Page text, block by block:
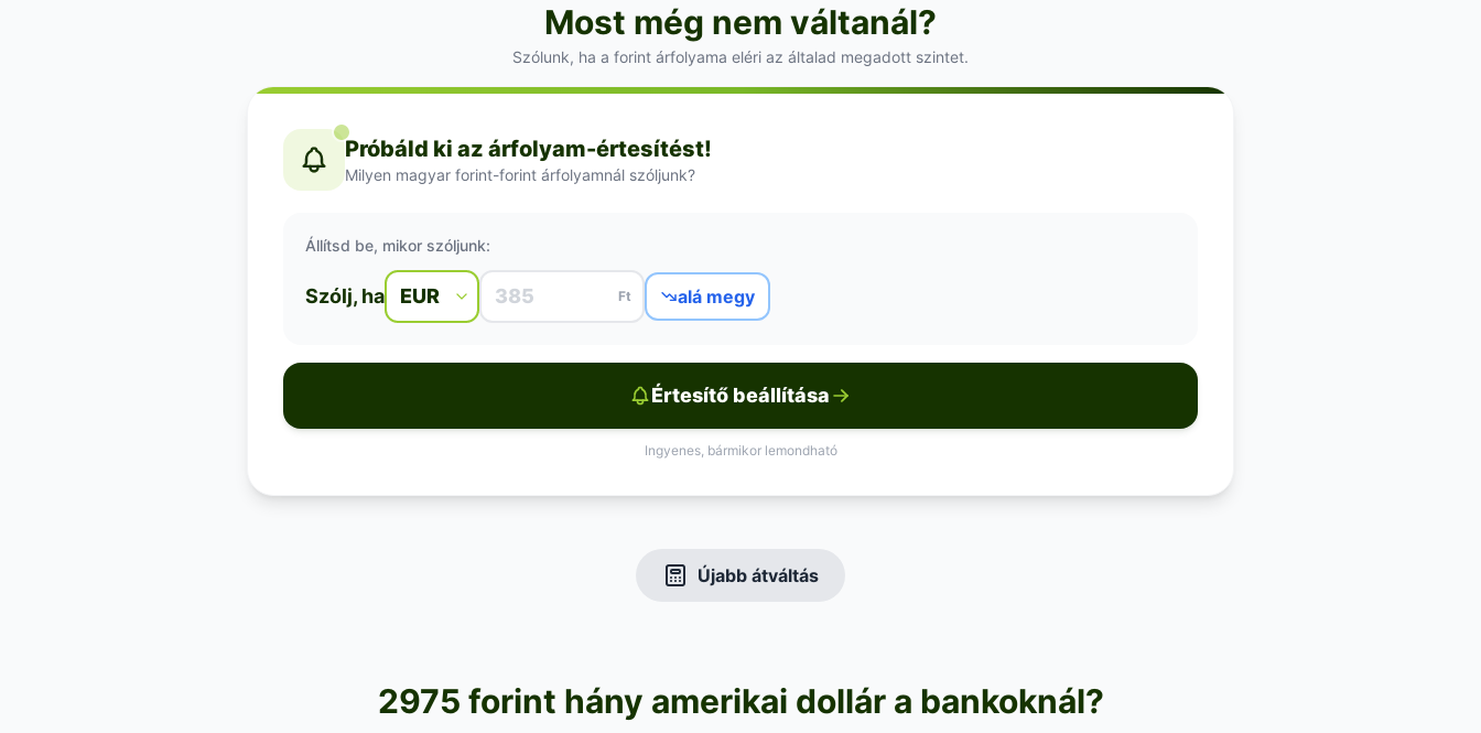
Most még nem váltanál?
Szólunk, ha a forint árfolyama eléri az általad megadott szintet.
Próbáld ki az árfolyam-értesítést!
Milyen magyar forint-forint árfolyamnál szóljunk?
Állítsd be, mikor szóljunk:
Szólj, ha Ft alá megy
Értesítő beállítása
Ingyenes, bármikor lemondható
Újabb átváltás
2975 forint hány amerikai dollár a bankoknál?